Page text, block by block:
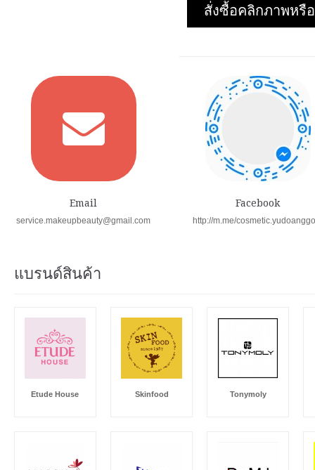
สั่งซื้อคลิกภาพหรื
Email
service.makeupbeauty@gmail.com
Facebook
http://m.me/
แบรนด์สินค้า
Etude House Skinfood Tonymoly